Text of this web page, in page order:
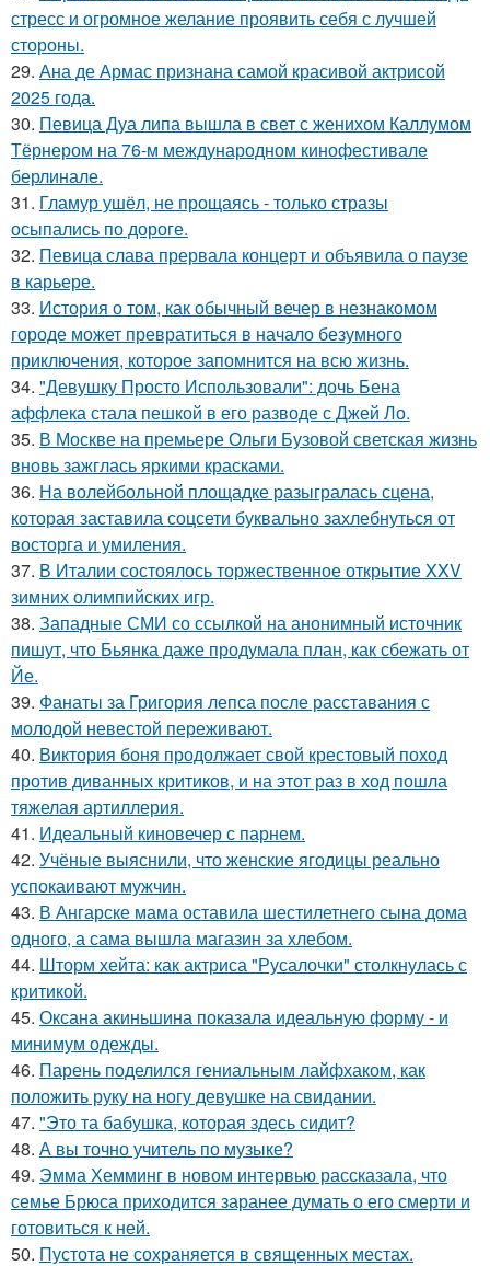
стресс и огромное желание проявить себя с лучшей
стороны.
29. Ана де Армас признана самой красивой актрисой
2025 года.
30. Певица Дуа липа вышла в свет с женихом Каллумом
Тёрнером на 76-м международном кинофестивале
берлинале.
31. Гламур ушёл, не прощаясь - только стразы
осыпались по дороге.
32. Певица слава прервала концерт и объявила о паузе
в карьере.
33. История о том, как обычный вечер в незнакомом
городе может превратиться в начало безумного
приключения, которое запомнится на всю жизнь.
34. "Девушку Просто Использовали": дочь Бена
аффлека стала пешкой в его разводе с Джей Ло.
35. В Москве на премьере Ольги Бузовой светская жизнь
вновь зажглась яркими красками.
36. На волейбольной площадке разыгралась сцена,
которая заставила соцсети буквально захлебнуться от
восторга и умиления.
37. В Италии состоялось торжественное открытие XXV
зимних олимпийских игр.
38. Западные СМИ со ссылкой на анонимный источник
пишут, что Бьянка даже продумала план, как сбежать от
Йе.
39. Фанаты за Григория лепса после расставания с
молодой невестой переживают.
40. Виктория боня продолжает свой крестовый поход
против диванных критиков, и на этот раз в ход пошла
тяжелая артиллерия.
41. Идеальный киновечер с парнем.
42. Учёные выяснили, что женские ягодицы реально
успокаивают мужчин.
43. В Ангарске мама оставила шестилетнего сына дома
одного, а сама вышла магазин за хлебом.
44. Шторм хейта: как актриса "Русалочки" столкнулась с
критикой.
45. Оксана акиньшина показала идеальную форму - и
минимум одежды.
46. Парень поделился гениальным лайфхаком, как
положить руку на ногу девушке на свидании.
47. "Это та бабушка, которая здесь сидит?
48. А вы точно учитель по музыке?
49. Эмма Хемминг в новом интервью рассказала, что
семье Брюса приходится заранее думать о его смерти и
готовиться к ней.
50. Пустота не сохраняется в священных местах.